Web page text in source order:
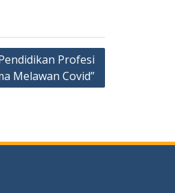
Profesi
Melawan Covid”